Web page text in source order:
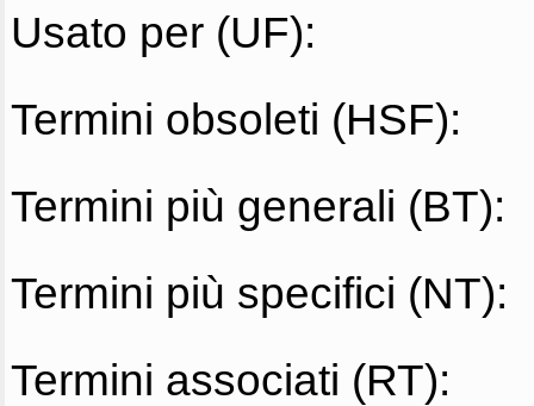
Usato per (UF):
Termini obsoleti (HSF):
Termini più generali (BT):
Termini più specifici (NT):
Termini associati (RT):